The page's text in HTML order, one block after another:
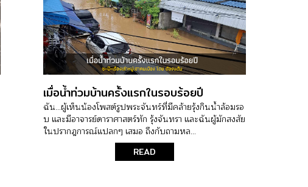
เมื่อน้ำท่วมบ้านครั้งแรกในรอบร้อยปี
ฉัน...ผู้เห็นน้องโพสต์รูปพระจันทร์ที่มีคล้ายรุ้งกินน้ำล้อมรอ
บ และมีอาจารย์ดาราศาสตร์ทัก รุ้งจันทรา และฉันผู้มักสงสัย
ในปรากฎการณ์แปลกๆ เสมอ ถึงกับถามหล...
READ